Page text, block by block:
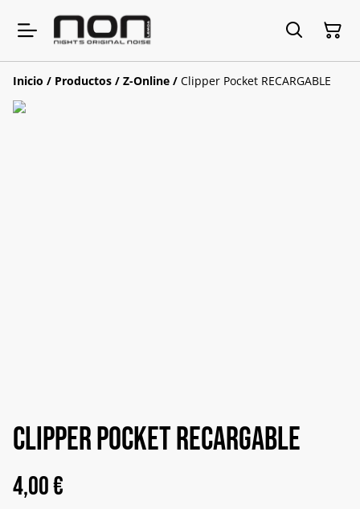
Inicio / Productos / Z-Online / Clipper Pocket RECARGABLE
Clipper Pocket RECARGABLE
4,00 €